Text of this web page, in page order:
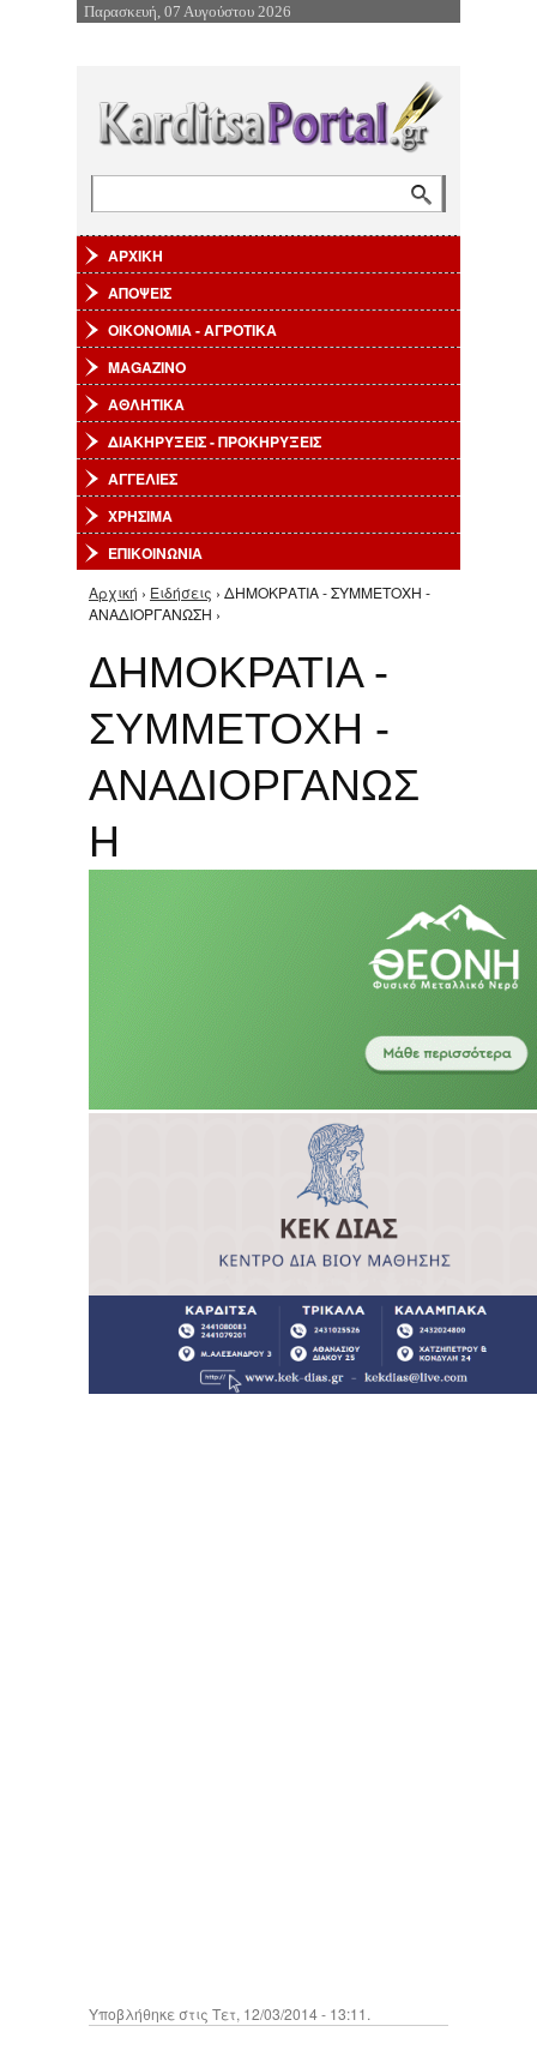
Επιστροφή στην Πλοήγηση
Παρασκευή, 07 Αυγούστου 2026
ΑΡΧΙΚΗ
ΑΠΟΨΕΙΣ
ΟΙΚΟΝΟΜΙΑ - ΑΓΡΟΤΙΚΑ
MAGAZINO
ΑΘΛΗΤΙΚΑ
ΔΙΑΚΗΡΥΞΕΙΣ - ΠΡΟΚΗΡΥΞΕΙΣ
ΑΓΓΕΛΙΕΣ
ΧΡΗΣΙΜΑ
ΕΠΙΚΟΙΝΩΝΙΑ
Είστε εδώ
Αρχική › Ειδήσεις › ΔΗΜΟΚΡΑΤΙΑ - ΣΥΜΜΕΤΟΧΗ -
ΑΝΑΔΙΟΡΓΑΝΩΣΗ ›
ΔΗΜΟΚΡΑΤΙΑ -
ΣΥΜΜΕΤΟΧΗ -
ΑΝΑΔΙΟΡΓΑΝΩΣ
Η
Υποβλήθηκε στις Τετ, 12/03/2014 - 13:11.